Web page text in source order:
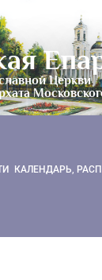
Церкви
КАЛЕНДАРЬ,